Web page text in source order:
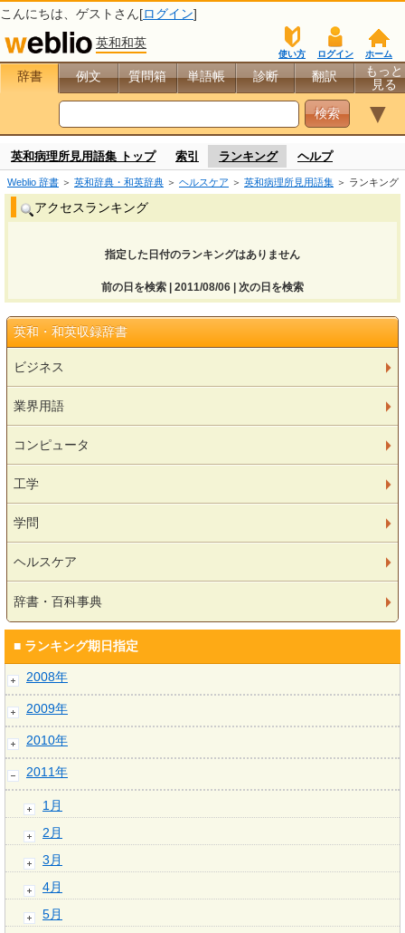
こんにちは、 ゲスト さん[ログイン]
英和和英
ホーム
ログイン
使い方
辞書 例文 質問箱 単語帳 診断 翻訳
もっと
見る
▼
英和病理所見用語集 トップ 索引 ランキング ヘルプ
Weblio 辞書 ＞ 英和辞典・和英辞典 ＞ ヘルスケア ＞ 英和病理所見用語集 ＞ ランキング
アクセスランキング
指定した日付のランキングはありません
前の日を検索 | 2011/08/06 | 次の日を検索
英和・和英収録辞書
ビジネス
業界用語
コンピュータ
工学
学問
ヘルスケア
辞書・百科事典
■ ランキング期日指定
2008年
2009年
2010年
2011年
1月
2月
3月
4月
5月